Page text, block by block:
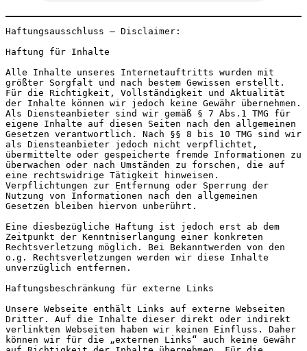
Haftungsausschluss – Disclaimer:
Haftung für Inhalte
Alle Inhalte unseres Internetauftritts wurden mit
größter Sorgfalt und nach bestem Gewissen erstellt.
Für die Richtigkeit, Vollständigkeit und Aktualität
der Inhalte können wir jedoch keine Gewähr übernehmen.
Als Diensteanbieter sind wir gemäß § 7 Abs.1 TMG für
eigene Inhalte auf diesen Seiten nach den allgemeinen
Gesetzen verantwortlich. Nach §§ 8 bis 10 TMG sind wir
als Diensteanbieter jedoch nicht verpflichtet,
übermittelte oder gespeicherte fremde Informationen zu
überwachen oder nach Umständen zu forschen, die auf
eine rechtswidrige Tätigkeit hinweisen.
Verpflichtungen zur Entfernung oder Sperrung der
Nutzung von Informationen nach den allgemeinen
Gesetzen bleiben hiervon unberührt.
Eine diesbezügliche Haftung ist jedoch erst ab dem
Zeitpunkt der Kenntniserlangung einer konkreten
Rechtsverletzung möglich. Bei Bekanntwerden von den
o.g. Rechtsverletzungen werden wir diese Inhalte
unverzüglich entfernen.
Haftungsbeschränkung für externe Links
Unsere Webseite enthält Links auf externe Webseiten
Dritter. Auf die Inhalte dieser direkt oder indirekt
verlinkten Webseiten haben wir keinen Einfluss. Daher
können wir für die „externen Links“ auch keine Gewähr